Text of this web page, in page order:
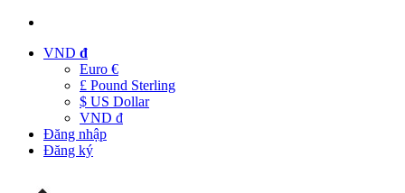
VND đ
Euro €
£ Pound Sterling
$ US Dollar
VND đ
Đăng nhập
Đăng ký